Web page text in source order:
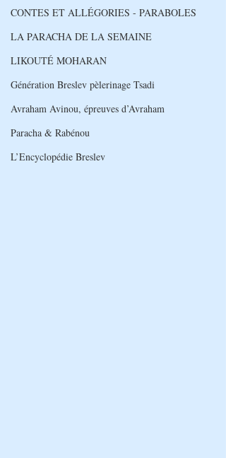
CONTES ET ALLÉGORIES - PARABOLES
LA PARACHA DE LA SEMAINE
LIKOUTÉ MOHARAN
Génération Breslev pèlerinage Tsadi
Avraham Avinou, épreuves d’Avraham
Paracha & Rabénou
L’Encyclopédie Breslev